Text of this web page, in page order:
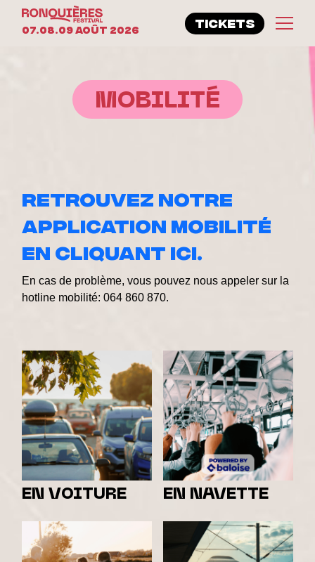
07.08.09 Août 2026
TICKETS
MOBILITÉ
RETROUVEZ NOTRE
APPLICATION MOBILITÉ
EN CLIQUANT ICI.
En cas de problème, vous pouvez nous appeler sur la
hotline mobilité: 064 860 870.
EN VOITURE EN NAVETTE